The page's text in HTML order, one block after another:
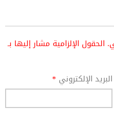
الحقول الإلزامية مشار إليها بـ
البريد الإلكتروني *